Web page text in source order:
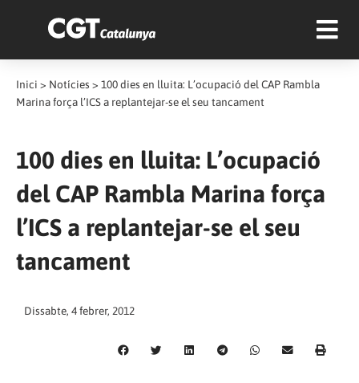
Inici > Notícies > 100 dies en lluita: L’ocupació del CAP Rambla
Marina força l’ICS a replantejar-se el seu tancament
100 dies en lluita: L’ocupació
del CAP Rambla Marina força
l’ICS a replantejar-se el seu
tancament
Dissabte, 4 febrer, 2012